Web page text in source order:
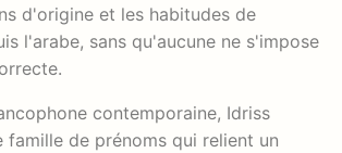
d'origine et les habitudes de
l'arabe, sans qu'aucune ne s'impose
contemporaine, Idriss
de prénoms qui relient un